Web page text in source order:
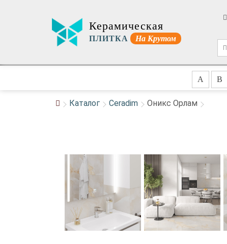
Керамическая
ПЛИТКА На Крутом
A B
Каталог Ceradim Оникс Орлам